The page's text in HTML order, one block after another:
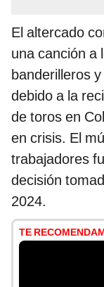
El altercado
una canción a
banderilleros
debido a la
de toros en
en crisis. El
trabajadores
decisión
2024.
TE